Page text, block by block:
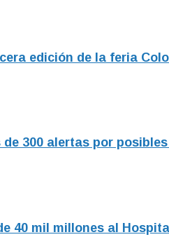
edición de la feria
300 alertas por
40 mil millones al